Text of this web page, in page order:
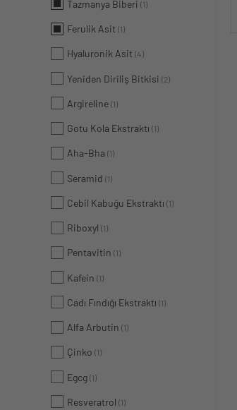
Tazmanya Biberi (1)
Ferulik Asit (1)
Hyaluronik Asit (4)
Yeniden Diriliş Bitkisi (2)
Argireline (1)
Gotu Kola Ekstraktı (1)
Aha-Bha (1)
Seramid (1)
Cebil Kabuğu Ekstraktı (1)
Riboxyl (1)
Pentavitin (1)
Kafein (1)
Cadı Fındığı Ekstraktı (1)
Alfa Arbutin (1)
Çinko (1)
Egcg (1)
Resveratrol (1)